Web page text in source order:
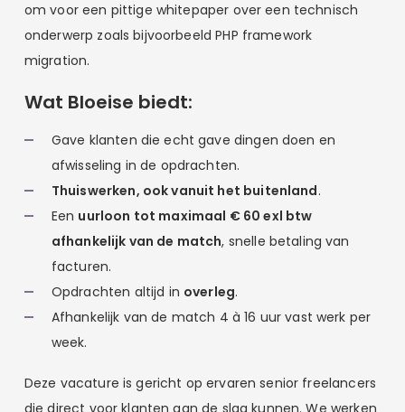
om voor een pittige whitepaper over een technisch
onderwerp zoals bijvoorbeeld PHP framework
migration.
Wat Bloeise biedt:
Gave klanten die echt gave dingen doen en
afwisseling in de opdrachten.
Thuiswerken, ook vanuit het buitenland.
Een uurloon tot maximaal € 60 exl btw
afhankelijk van de match, snelle betaling van
facturen.
Opdrachten altijd in overleg.
Afhankelijk van de match 4 à 16 uur vast werk per
week.
Deze vacature is gericht op ervaren senior freelancers